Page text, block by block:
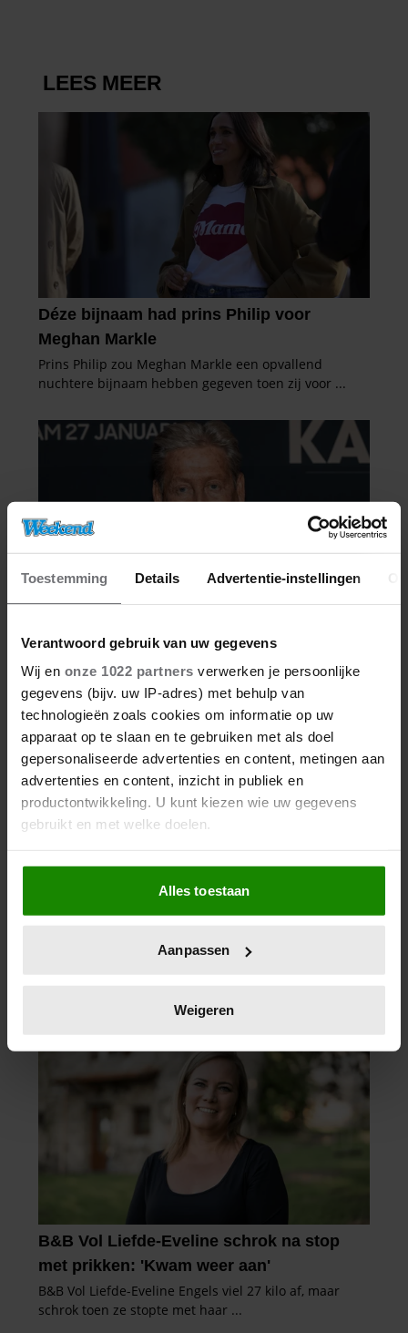
Toestemming Details Advertentie-instellingen
Verantwoord gebruik van uw gegevens
Wij en onze 1022 partners verwerken je persoonlijke
gegevens (bijv. uw IP-adres) met behulp van
technologieën zoals cookies om informatie op uw
apparaat op te slaan en te gebruiken met als doel
gepersonaliseerde advertenties en content, metingen aan
advertenties en content, inzicht in publiek en
productontwikkeling. U kunt kiezen wie uw gegevens
gebruikt en met welke doelen.
Als u het toestaat, willen we ook graag:
Informatie verzamelen over uw geografische
locatie, die tot een paar meter nauwkeurig kan zijn
scannen op specifieke eigenschappen (fingerprinting)
verwerkt en stel uw voorkeuren in het
intrekken in de Cookieverklaring.
We gebruiken cookies om content en advertenties te
personaliseren, om functies voor social media te bieden
en om ons websiteverkeer te analyseren. Ook delen we
informatie over uw gebruik van onze site met onze
partners voor social media, adverteren en analyse. Deze
partners kunnen deze gegevens combineren met andere
informatie die u aan ze heeft verstrekt of die ze hebben
verzameld op basis van uw gebruik van hun services. U
gaat akkoord met onze cookies als u onze website blijft
gebruiken.
Alles toestaan
Aanpassen
Weigeren